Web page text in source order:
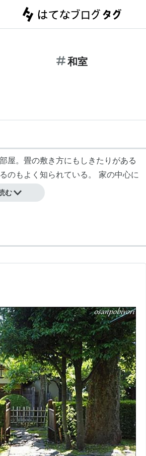
和室
屋。畳の敷き方にもしきたりがある
のもよく知られている。 家の中心に
む